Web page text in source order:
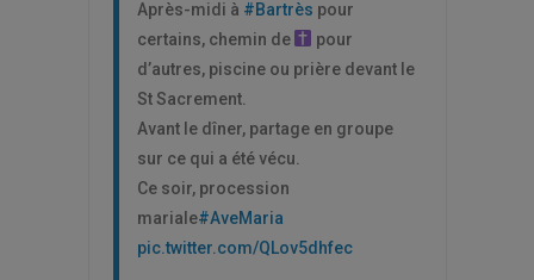
Après-midi à #Bartrès pour
certains, chemin de
pour
d’autres, piscine ou prière devant le
St Sacrement.
Avant le dîner, partage en groupe
sur ce qui a été vécu.
Ce soir, procession
mariale#AveMaria
pic.twitter.com/QLov5dhfec